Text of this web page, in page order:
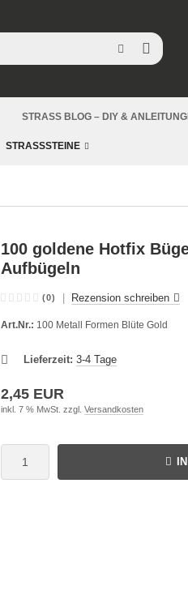
STRASS BLOG – DIY &
STRASSSTEINE
100 goldene Hotfix
Aufbügeln
(0) Rezension schreiben
Art.Nr.: 100 Metall Formen Blüte Gold
Lieferzeit: 3-4 Tage
2,45 EUR
inkl. 7 % MwSt. zzgl. Versandkosten